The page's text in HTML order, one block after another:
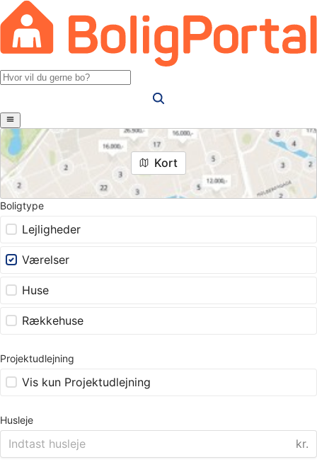
Kort
Boligtype
Lejligheder
Værelser
Huse
Rækkehuse
Projektudlejning
Vis kun Projektudlejning
Husleje
kr.